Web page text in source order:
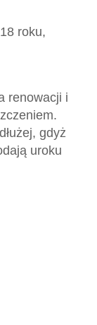
roku,
renowacji i
gdyż
uroku